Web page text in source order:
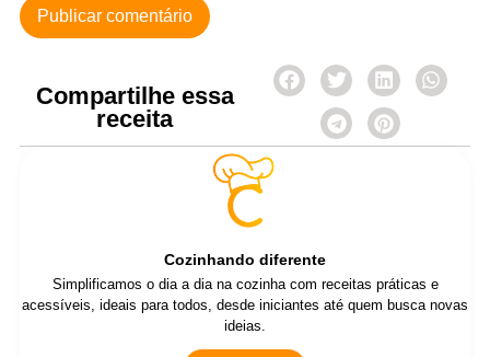
Compartilhe essa
receita
Cozinhando diferente
Simplificamos o dia a dia na cozinha com receitas práticas e
acessíveis, ideais para todos, desde iniciantes até quem busca novas
ideias.